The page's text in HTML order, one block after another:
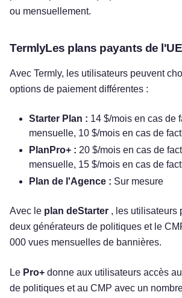
ou mensuellement.
TermlyLes plans payants de l'UE
Avec Termly, les utilisateurs peuvent
options de paiement différentes :
Starter Plan : 14 $/mois en cas de
mensuelle, 10 $/mois en cas de
PlanPro+ : 20 $/mois en cas de
mensuelle, 15 $/mois en cas de
Plan de l'Agence : Sur mesure
Avec le plan deStarter , les utilisateurs
deux générateurs de politiques et le
000 vues mensuelles de bannières.
Le Pro+ donne aux utilisateurs accès
de politiques et au CMP avec un